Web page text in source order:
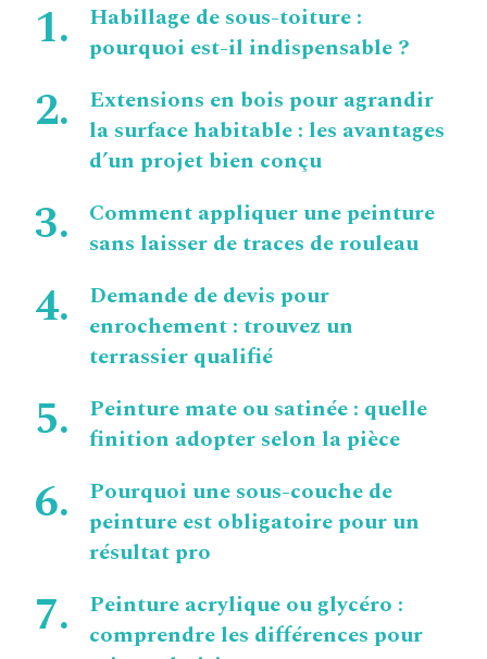
Habillage de sous-toiture :
pourquoi est-il indispensable ?
Extensions en bois pour agrandir
la surface habitable : les avantages
d’un projet bien conçu
Comment appliquer une peinture
sans laisser de traces de rouleau
Demande de devis pour
enrochement : trouvez un
terrassier qualifié
Peinture mate ou satinée : quelle
finition adopter selon la pièce
Pourquoi une sous-couche de
peinture est obligatoire pour un
résultat pro
Peinture acrylique ou glycéro :
comprendre les différences pour